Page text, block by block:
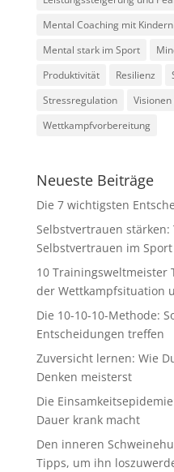
Mental Coaching mit Kindern
Mental stark im Sport
Produktivität
Resilienz
Stressregulation
Wettkampfvorbereitung
Neueste Beiträge
Die 7 wichtigsten
Selbstvertrauen
Selbstvertrauen im Sport
10 Trainingsweltmeister
der Wettkampfsituation
Die 10-10-10-Methode:
Entscheidungen treffen
Zuversicht lernen: Wie
Denken meisterst
Die
Dauer krank macht
Den inneren
Tipps, um ihn